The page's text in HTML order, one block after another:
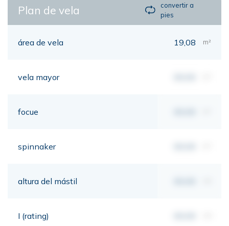
Plan de vela
convertir a
pies
área de vela 19,08 m²
vela mayor
focue
spinnaker
altura del mástil
I (rating)